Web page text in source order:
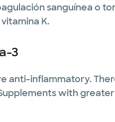
sanguínea o
K.
3
anti-inflammatory.
with